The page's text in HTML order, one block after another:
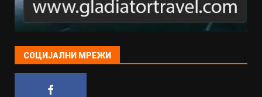
СОЦИЈАЛНИ МРЕЖИ